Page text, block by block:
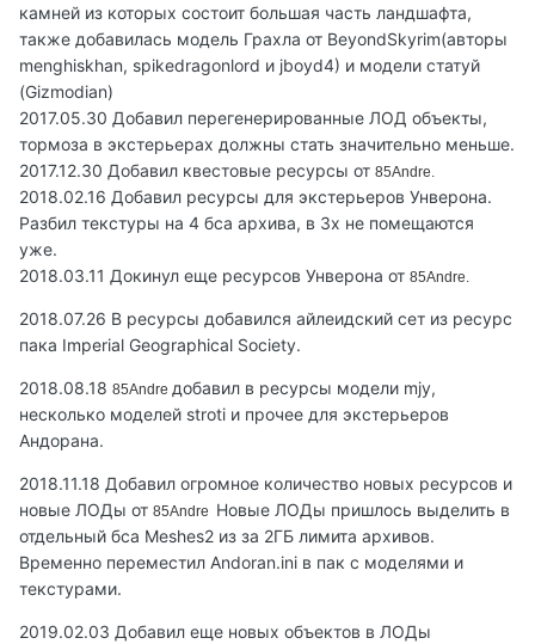
камней из которых состоит большая часть ландшафта,
также добавилась модель Грахла от BeyondSkyrim(авторы
menghiskhan, spikedragonlord и jboyd4) и модели статуй
(Gizmodian)
2017.05.30 Добавил перегенерированные ЛОД объекты,
тормоза в экстерьерах должны стать значительно меньше.
2017.12.30 Добавил квестовые ресурсы от 85Andre.
2018.02.16 Добавил ресурсы для экстерьеров Унверона.
Разбил текстуры на 4 бса архива, в 3х не помещаются
уже.
2018.03.11 Докинул еще ресурсов Унверона от 85Andre.
2018.07.26 В ресурсы добавился айлеидский сет из ресурс
пака Imperial Geographical Society.
2018.08.18 85Andre добавил в ресурсы модели mjy,
несколько моделей stroti и прочее для экстерьеров
Андорана.
2018.11.18 Добавил огромное количество новых ресурсов и
новые ЛОДы от 85Andre Новые ЛОДы пришлось выделить в
отдельный бса Meshes2 из за 2ГБ лимита архивов.
Временно переместил Andoran.ini в пак с моделями и
текстурами.
2019.02.03 Добавил еще новых объектов в ЛОДы